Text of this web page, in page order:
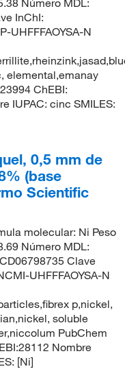
Número MDL:
InChI:
UHFFFAOYSA-N
elemental,emanay
ChEBI:
IUPAC: cinc SMILES:
0,5 mm de
(base
Scientific
molecular: Ni Peso
Número MDL:
Clave
UHFFFAOYSA-N
p,nickel,
soluble
PubChem
Nombre
[Ni]